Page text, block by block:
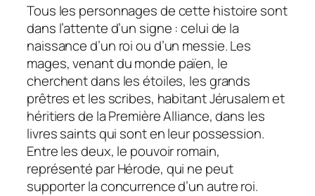
Tous les personnages de cette histoire sont
dans l’attente d’un signe : celui de la
naissance d’un roi ou d’un messie. Les
mages, venant du monde païen, le
cherchent dans les étoiles, les grands
prêtres et les scribes, habitant Jérusalem et
héritiers de la Première Alliance, dans les
livres saints qui sont en leur possession.
Entre les deux, le pouvoir romain,
représenté par Hérode, qui ne peut
supporter la concurrence d’un autre roi.